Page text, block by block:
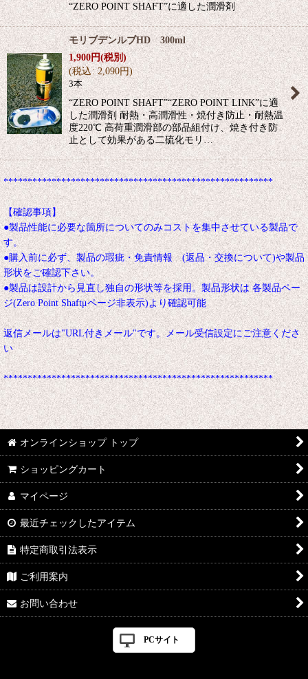
“ZERO POINT SHAFT”に適した潤滑剤
モリブデンルブHD 300ml
1,900円(税別)
(税込: 2,090円)
3本
“ZERO POINT SHAFT”“ZERO POINT LINK”に適
した潤滑剤 耐熱・高潤滑性・焼付き防止・耐熱温
度220℃ 高荷重潤滑部の部品組付け、焼き付き防
止として効果がある二硫化モリ…
********************************************************
【確認事項】
●製品性能に必要な箇所についてのみコストを集中させている製品で
す。
●購入前に必ず、製品の瑕疵・免責情報 (返品・交換について)や製品
形状をご確認下さい。
●製品は設計から見直し独自の形状等を採用。製品形状は 各製品ペー
ジ(Zero Point Shaftμページ非表示)より確認可能
返信メールは"URL付きメール"です。メール受信設定にご注意くださ
い
********************************************************
オンラインショップ トップ
ショッピングカート
マイページ
最近チェックしたアイテム
特定商取引法表示
ご利用案内
お問い合わせ
PCサイト